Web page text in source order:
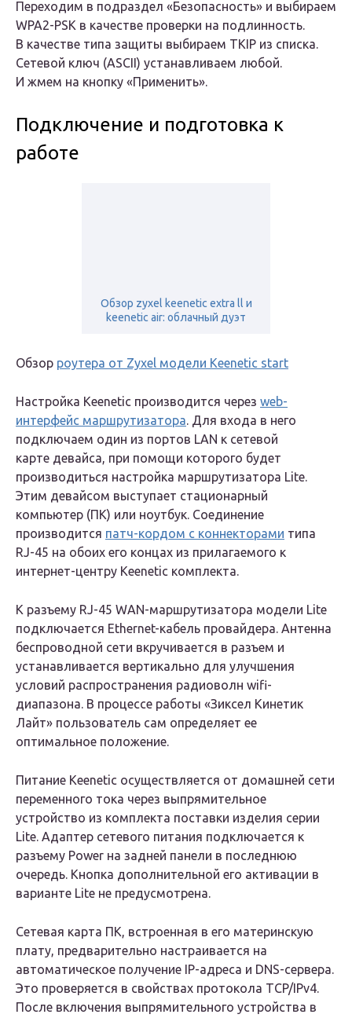
Переходим в подраздел «Безопасность» и выбираем
WPA2-PSK в качестве проверки на подлинность.
В качестве типа защиты выбираем TKIP из списка.
Сетевой ключ (ASCII) устанавливаем любой.
И жмем на кнопку «Применить».
Подключение и подготовка к
работе
Обзор zyxel keenetic extra ll и
keenetic air: облачный дуэт
Обзор роутера от Zyxel модели Keenetic start
Настройка Keenetic производится через web-
интерфейс маршрутизатора. Для входа в него
подключаем один из портов LAN к сетевой
карте девайса, при помощи которого будет
производиться настройка маршрутизатора Lite.
Этим девайсом выступает стационарный
компьютер (ПК) или ноутбук. Соединение
производится патч-кордом с коннекторами типа
RJ-45 на обоих его концах из прилагаемого к
интернет-центру Keenetic комплекта.
К разъему RJ-45 WAN-маршрутизатора модели Lite
подключается Ethernet-кабель провайдера. Антенна
беспроводной сети вкручивается в разъем и
устанавливается вертикально для улучшения
условий распространения радиоволн wifi-
диапазона. В процессе работы «Зиксел Кинетик
Лайт» пользователь сам определяет ее
оптимальное положение.
Питание Keenetic осуществляется от домашней сети
переменного тока через выпрямительное
устройство из комплекта поставки изделия серии
Lite. Адаптер сетевого питания подключается к
разъему Power на задней панели в последнюю
очередь. Кнопка дополнительной его активации в
варианте Lite не предусмотрена.
Сетевая карта ПК, встроенная в его материнскую
плату, предварительно настраивается на
автоматическое получение IP-адреса и DNS-сервера.
Это проверяется в свойствах протокола TCP/IPv4.
После включения выпрямительного устройства в